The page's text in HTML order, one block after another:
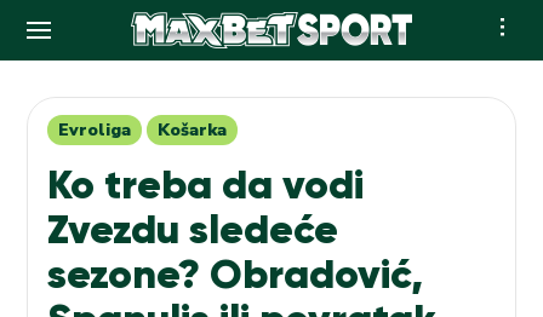
contentEvroliga Košarka
Ko treba da vodi
Zvezdu sledeće
sezone? Obradović,